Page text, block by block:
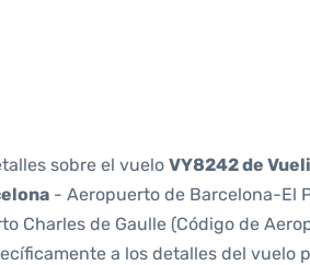
sobre el vuelo VY8242 de
- Aeropuerto de Barcelona-El
Charles de Gaulle (Código de
a los detalles del vuelo